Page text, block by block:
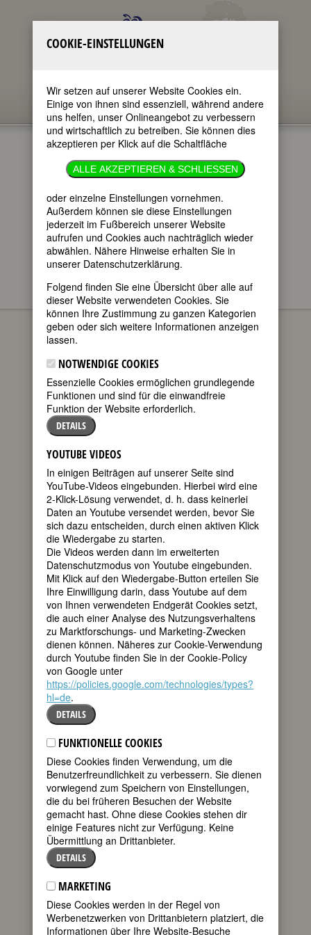
CHARLOTTE
MEW
im ganzen Text
nur in Titeln
BIOGRAPHIEN Charlotte Mew
(Charlotte
Mary Mew)
geboren am
15. November
1869 in
London
gestorben am
24. März 1928
in London
britische
Schriftstellerin und Dichterin
155. Geburtstag am15. November
2024
Biografie•Zitate•Literatur & Quellen
BIOGRAFIE
teilen
tweet
mail
Charlotte Mew,
von ihrer Familie
Lotti genannt,
wurde als drittes
von sieben
Kindern geboren.
Ihr Vater war der Architekt Frederick
Mew, der die Tochter seines Partners
geheiratet hatte: Anna Kendall. Drei der
Kinder starben früh, eine Schwester und
ein Bruder wurden später mit
Schizophrenie in psychiatrische
Einrichtungen eingewiesen. Mit ihrer
verbleibenden Schwester Anne Hatte
Charlotte zeitlebens ein enges
Verhältnis. Laut einer späteren
Freundin, der Mitinhaberin des Poetry
Bookshops, Alida Monro, beschlossen
die beiden Schwestern schon früh, nicht
zu heiraten, denn sie fürchteten, sie
sehr dieses Thema Charlotte Mew
beschäftigte, zeigt sich darin, dass sie
COOKIE-EINSTELLUNGEN
Wir setzen auf unserer Website Cookies ein.
Einige von ihnen sind essenziell, während andere
uns helfen, unser Onlineangebot zu verbessern
und wirtschaftlich zu betreiben. Sie können dies
akzeptieren per Klick auf die Schaltfläche
ALLE AKZEPTIEREN & SCHLIESSEN
oder einzelne Einstellungen vornehmen.
Außerdem können sie diese Einstellungen
jederzeit im Fußbereich unserer Website
aufrufen und Cookies auch nachträglich wieder
abwählen. Nähere Hinweise erhalten Sie in
unserer Datenschutzerklärung.
Folgend finden Sie eine Übersicht über alle auf
dieser Website verwendeten Cookies. Sie
können Ihre Zustimmung zu ganzen Kategorien
geben oder sich weitere Informationen anzeigen
lassen.
NOTWENDIGE COOKIES
Essenzielle Cookies ermöglichen grundlegende
Funktionen und sind für die einwandfreie
Funktion der Website erforderlich.
DETAILS
YOUTUBE VIDEOS
In einigen Beiträgen auf unserer Seite sind
YouTube-Videos eingebunden. Hierbei wird eine
2-Klick-Lösung verwendet, d. h. dass keinerlei
Daten an Youtube versendet werden, bevor Sie
sich dazu entscheiden, durch einen aktiven Klick
die Wiedergabe zu starten.
Die Videos werden dann im erweiterten
Datenschutzmodus von Youtube eingebunden.
Mit Klick auf den Wiedergabe-Button erteilen Sie
Ihre Einwilligung darin, dass Youtube auf dem
von Ihnen verwendeten Endgerät Cookies setzt,
die auch einer Analyse des Nutzungsverhaltens
zu Marktforschungs- und Marketing-Zwecken
dienen können. Näheres zur Cookie-Verwendung
durch Youtube finden Sie in der Cookie-Policy
von Google unter
https://policies.google.com/technologies/types?
hl=de.
DETAILS
FUNKTIONELLE COOKIES
Diese Cookies finden Verwendung, um die
Benutzerfreundlichkeit zu verbessern. Sie dienen
vorwiegend zum Speichern von Einstellungen,
die du bei früheren Besuchen der Website
gemacht hast. Ohne diese Cookies stehen dir
einige Features nicht zur Verfügung. Keine
Übermittlung an Drittanbieter.
DETAILS
MARKETING
Diese Cookies werden in der Regel von
Werbenetzwerken von Drittanbietern platziert, die
Informationen über Ihre Website-Besuche